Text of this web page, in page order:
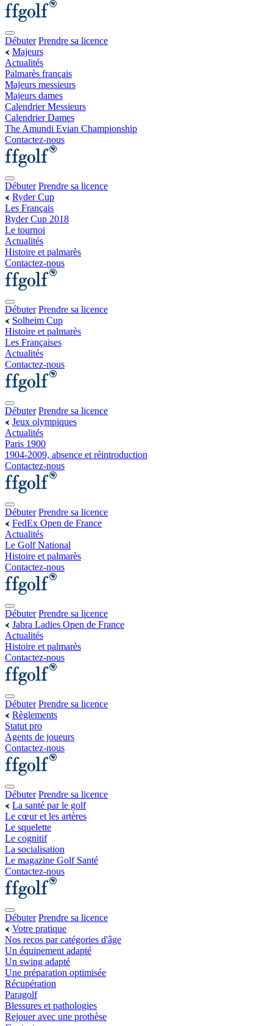
Débuter Prendre sa licence
Majeurs
Actualités
Palmarès français
Majeurs messieurs
Majeurs dames
Calendrier Messieurs
Calendrier Dames
The Amundi Evian Championship
Contactez-nous
Débuter Prendre sa licence
Ryder Cup
Les Français
Ryder Cup 2018
Le tournoi
Actualités
Histoire et palmarès
Contactez-nous
Débuter Prendre sa licence
Solheim Cup
Histoire et palmarès
Les Françaises
Actualités
Contactez-nous
Débuter Prendre sa licence
Jeux olympiques
Actualités
Paris 1900
1904-2009, absence et réintroduction
Contactez-nous
Débuter Prendre sa licence
FedEx Open de France
Actualités
Le Golf National
Histoire et palmarès
Contactez-nous
Débuter Prendre sa licence
Jabra Ladies Open de France
Actualités
Histoire et palmarès
Contactez-nous
Débuter Prendre sa licence
Règlements
Statut pro
Agents de joueurs
Contactez-nous
Débuter Prendre sa licence
La santé par le golf
Le cœur et les artères
Le squelette
Le cognitif
La socialisation
Le magazine Golf Santé
Contactez-nous
Débuter Prendre sa licence
Votre pratique
Nos recos par catégories d'âge
Un équipement adapté
Un swing adapté
Une préparation optimisée
Récupération
Paragolf
Blessures et pathologies
Rejouer avec une prothèse